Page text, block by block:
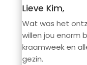
Lieve Kim,
Wat was het
willen jou enorm
kraamweek en
gezin.